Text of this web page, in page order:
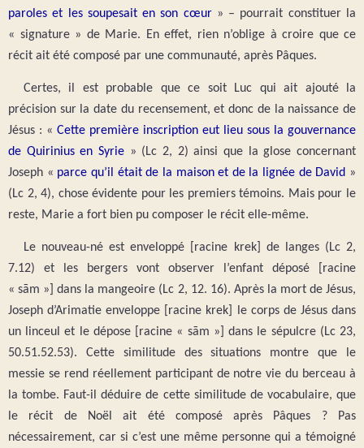
paroles et les soupesait en son cœur» – pourrait constituer la
« signature » de Marie. En effet, rien n’oblige à croire que ce
récit ait été composé par une communauté, après Pâques.
Certes, il est probable que ce soit Luc qui ait ajouté la
précision sur la date du recensement, et donc de la naissance de
Jésus : « Cette première inscription eut lieu sous la gouvernance
de Quirinius en Syrie » (Lc 2, 2) ainsi que la glose concernant
Joseph « parce qu’il était de la maison et de la lignée de David »
(Lc 2, 4), chose évidente pour les premiers témoins. Mais pour le
reste, Marie a fort bien pu composer le récit elle-même.
Le nouveau-né est enveloppé [racine krek] de langes (Lc 2,
7.12) et les bergers vont observer l’enfant déposé [racine
« sām »] dans la mangeoire (Lc 2, 12. 16). Après la mort de Jésus,
Joseph d’Arimatie enveloppe [racine krek] le corps de Jésus dans
un linceul et le dépose [racine « sām »] dans le sépulcre (Lc 23,
50.51.52.53). Cette similitude des situations montre que le
messie se rend réellement participant de notre vie du berceau à
la tombe. Faut-il déduire de cette similitude de vocabulaire, que
le récit de Noël ait été composé après Pâques ? Pas
nécessairement, car si c’est une même personne qui a témoigné